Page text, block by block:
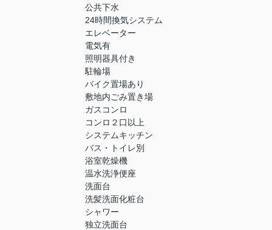
公共下水
24時間換気システム
エレベーター
電気有
照明器具付き
駐輪場
バイク置場あり
敷地内ごみ置き場
ガスコンロ
コンロ２口以上
システムキッチン
バス・トイレ別
浴室乾燥機
温水洗浄便座
洗面台
洗髪洗面化粧台
シャワー
独立洗面台